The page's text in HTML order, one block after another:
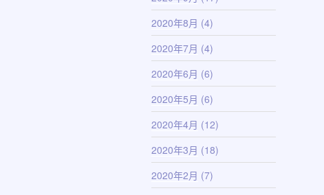
2020年8月 (4)
2020年7月 (4)
2020年6月 (6)
2020年5月 (6)
2020年4月 (12)
2020年3月 (18)
2020年2月 (7)